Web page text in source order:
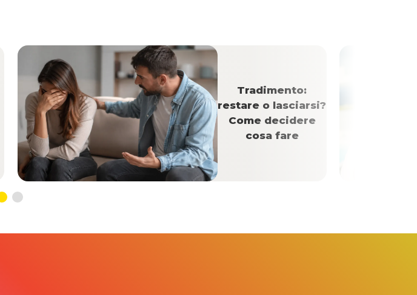
Tradimento:
restare o lasciarsi?
Come decidere
cosa fare